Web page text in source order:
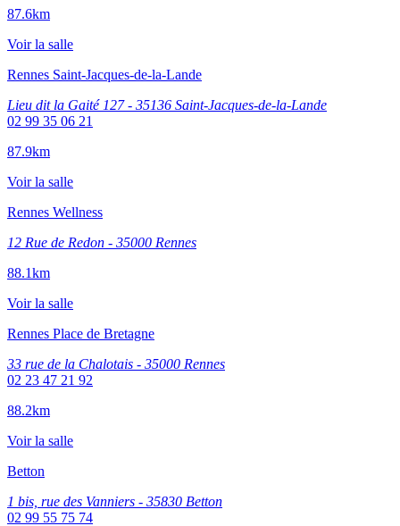
87.6km
Voir la salle
Rennes Saint-Jacques-de-la-Lande
Lieu dit la Gaité 127 - 35136 Saint-Jacques-de-la-Lande
02 99 35 06 21
87.9km
Voir la salle
Rennes Wellness
12 Rue de Redon - 35000 Rennes
88.1km
Voir la salle
Rennes Place de Bretagne
33 rue de la Chalotais - 35000 Rennes
02 23 47 21 92
88.2km
Voir la salle
Betton
1 bis, rue des Vanniers - 35830 Betton
02 99 55 75 74